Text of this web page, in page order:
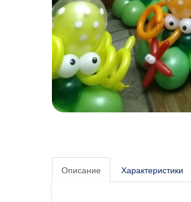
Описание Характеристики